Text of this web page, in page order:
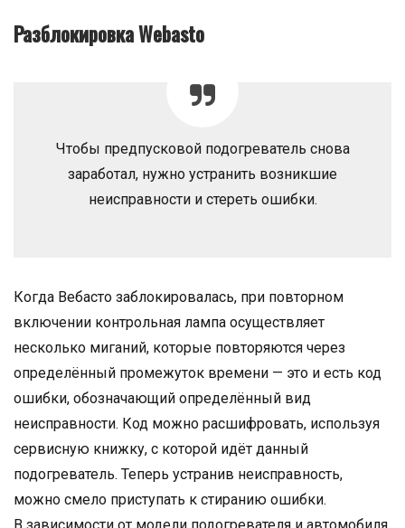
Разблокировка Webasto
Чтобы предпусковой подогреватель снова
заработал, нужно устранить возникшие
неисправности и стереть ошибки.
Когда Вебасто заблокировалась, при повторном
включении контрольная лампа осуществляет
несколько миганий, которые повторяются через
определённый промежуток времени — это и есть код
ошибки, обозначающий определённый вид
неисправности. Код можно расшифровать, используя
сервисную книжку, с которой идёт данный
подогреватель. Теперь устранив неисправность,
можно смело приступать к стиранию ошибки.